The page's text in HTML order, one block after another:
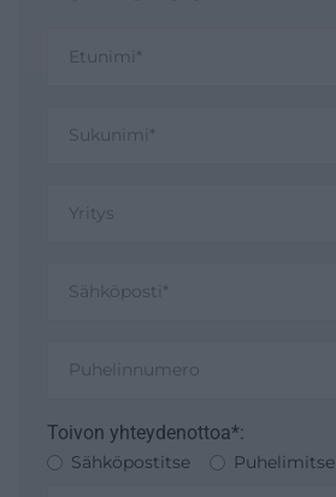
Toivon yhteydenottoa*:
Sähköpostitse Puhelimitse